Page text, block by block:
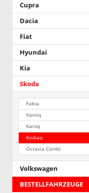
Cupra
Dacia
Fiat
Hyundai
Kia
Skoda
Fabia
Kamiq
Karoq
Kodiaq
Octavia Combi
Volkswagen
BESTELLFAHRZEUGE